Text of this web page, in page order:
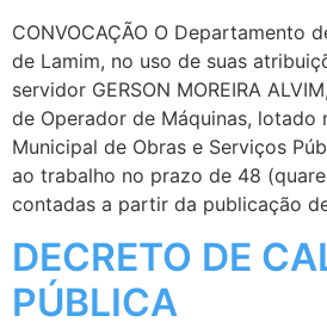
CONVOCAÇÃO O Departamento
de Lamim, no uso de suas
servidor GERSON MOREIRA
de Operador de Máquinas, lotado
Municipal de Obras e Serviços
ao trabalho no prazo de 48
contadas a partir da publicação
DECRETO DE
PÚBLICA